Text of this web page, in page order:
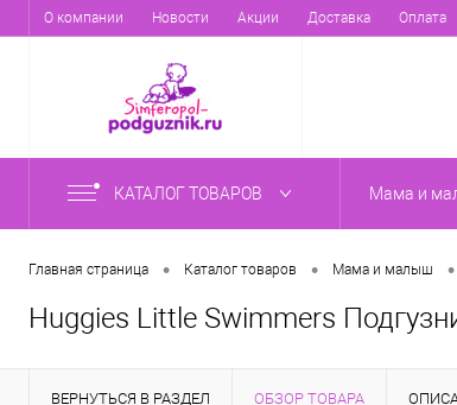
О компании Новости Акции Доставка Оплата
КАТАЛОГ ТОВАРОВ Мама и
Главная страница • Каталог товаров • Мама и малыш •
Huggies Little Swimmers
ВЕРНУТЬСЯ В РАЗДЕЛ ОБЗОР ТОВАРА